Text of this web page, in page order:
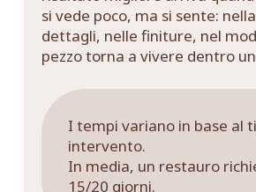
si vede poco, ma si sente:
dettagli, nelle finiture, nel
pezzo torna a vivere dentro
I tempi variano in base al
intervento.
In media, un restauro
15/20 giorni.